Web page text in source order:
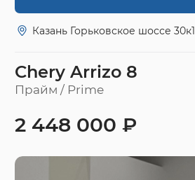
Казань Горьковское шоссе 30к1
Chery Arrizo 8
Прайм / Prime
2 448 000 ₽